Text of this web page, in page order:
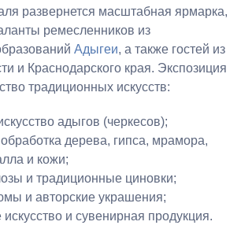
развернется масштабная ярмарка,
ремесленников из
Адыгеи, а также гостей из
и Краснодарского края. Экспозиция
традиционных искусств:
адыгов (черкесов);
дерева, гипса, мрамора,
и кожи;
и традиционные циновки;
и авторские украшения;
искусство и сувенирная продукция.